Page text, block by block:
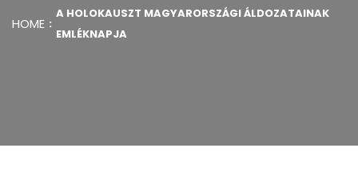
HOME
A HOLOKAUSZT MAGYARORSZÁGI ÁLDOZATAINAK
EMLÉKNAPJA